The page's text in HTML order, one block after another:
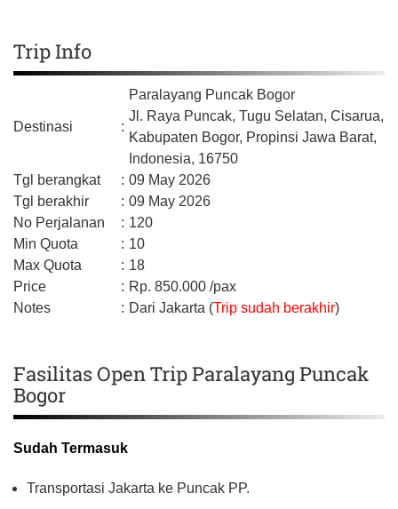
Trip Info
Destinasi :
Paralayang Puncak Bogor
Jl. Raya Puncak, Tugu Selatan, Cisarua,
Kabupaten Bogor, Propinsi Jawa Barat,
Indonesia, 16750
Tgl berangkat
: 09 May 2026
Tgl berakhir
: 09 May 2026
No Perjalanan
: 120
Min Quota
: 10
Max Quota
: 18
Price
: Rp. 850.000 /pax
Notes
: Dari Jakarta (Trip sudah berakhir)
Fasilitas Open Trip Paralayang Puncak
Bogor
Sudah Termasuk
Transportasi Jakarta ke Puncak PP.